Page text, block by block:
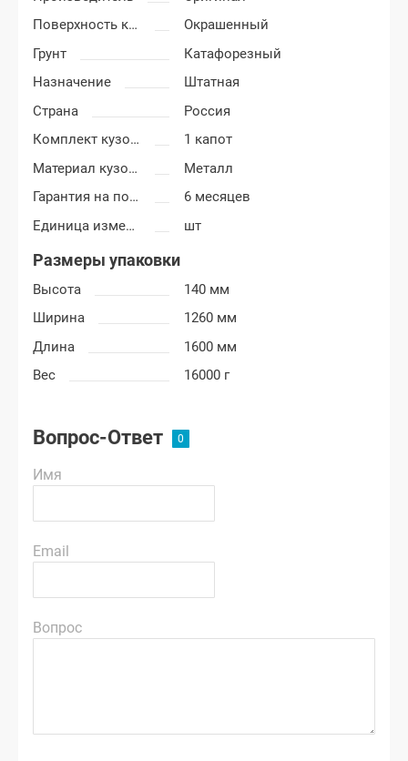
Поверхность капота
Окрашенный
Грунт
Катафорезный
Назначение
Штатная
Страна
Россия
Комплект кузовных деталей
1 капот
Материал кузовных деталей
Металл
Гарантия на покраску
6 месяцев
Единица измерения
шт
Размеры упаковки
Высота
140 мм
Ширина
1260 мм
Длина
1600 мм
Вес
16000 г
Вопрос-Ответ
Имя
Email
Вопрос